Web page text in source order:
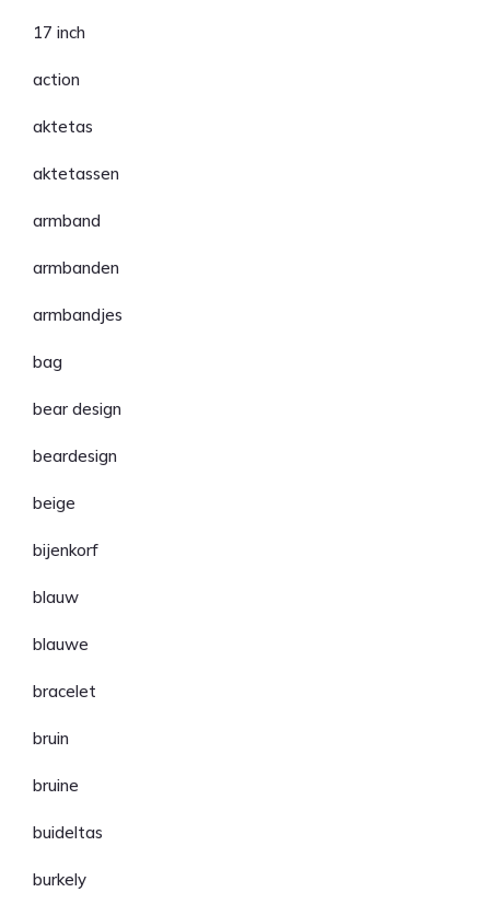
17 inch
action
aktetas
aktetassen
armband
armbanden
armbandjes
bag
bear design
beardesign
beige
bijenkorf
blauw
blauwe
bracelet
bruin
bruine
buideltas
burkely